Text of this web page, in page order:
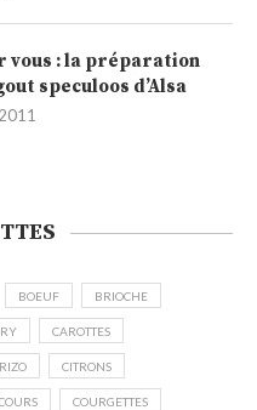
vous : la préparation
speculoos d’Alsa
BOEUF BRIOCHE
CAROTTES
CITRONS
COURGETTES